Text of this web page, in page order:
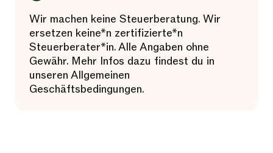
Wir machen keine Steuerberatung. Wir
ersetzen keine*n zertifizierte*n
Steuerberater*in. Alle Angaben ohne
Gewähr. Mehr Infos dazu findest du in
unseren Allgemeinen
Geschäftsbedingungen.